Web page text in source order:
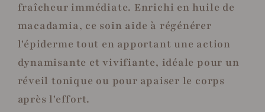
fraîcheur immédiate. Enrichi en huile de
macadamia, ce soin aide à régénérer
l'épiderme tout en apportant une action
dynamisante et vivifiante, idéale pour un
réveil tonique ou pour apaiser le corps
après l'effort.